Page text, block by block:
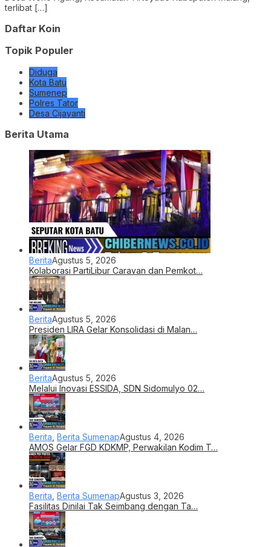
terlibat […]
Daftar Koin
Topik Populer
Diduga
Kota Batu
Sumenep
Polres Tator
Desa Cijayanti
Berita Utama
BeritaAgustus 5, 2026
Kolaborasi PartiLibur Caravan dan Pemkot…
BeritaAgustus 5, 2026
Presiden LIRA Gelar Konsolidasi di Malan…
BeritaAgustus 5, 2026
Melalui Inovasi ESSIDA, SDN Sidomulyo 02…
Berita Berita SumenapAgustus 4, 2026
AMOS Gelar FGD KDKMP, Perwakilan Kodim T…
Berita Berita SumenapAgustus 3, 2026
Fasilitas Dinilai Tak Seimbang dengan Ta…